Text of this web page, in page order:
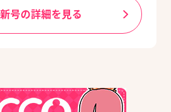
号の詳細を見る